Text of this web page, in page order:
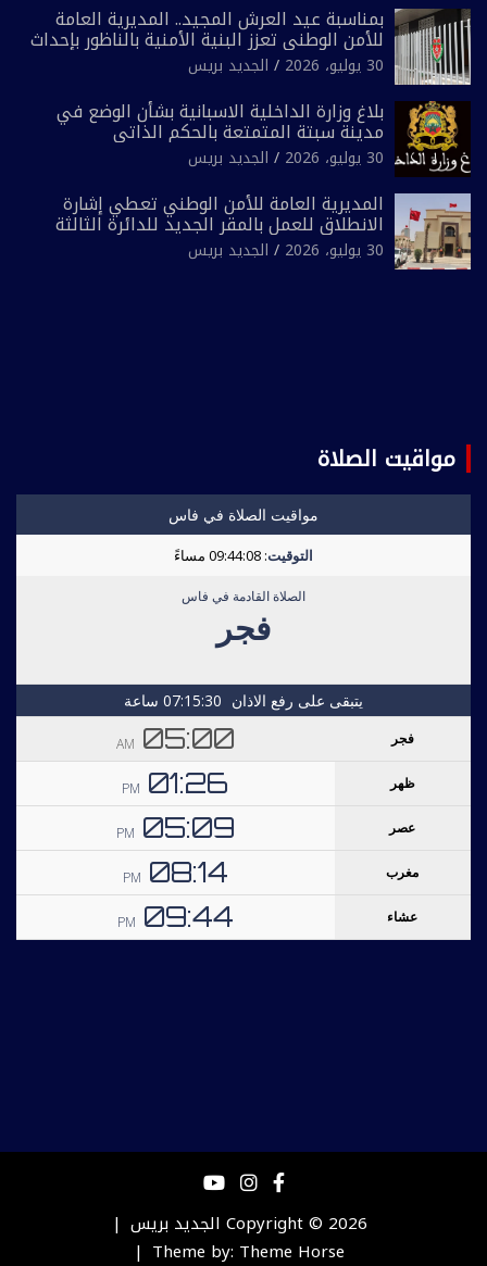
بمناسبة عيد العرش المجيد.. المديرية العامة
للأمن الوطني تعزز البنية الأمنية بالناظور بإحداث
فرقتين جديدتين
30 يوليو، 2026 الجديد بريس
بلاغ وزارة الداخلية الاسبانية بشأن الوضع في
مدينة سبتة المتمتعة بالحكم الذاتي
30 يوليو، 2026 الجديد بريس
المديرية العامة للأمن الوطني تعطي إشارة
الانطلاق للعمل بالمقر الجديد للدائرة الثالثة
للشرطة بولاية أمن العيون
30 يوليو، 2026 الجديد بريس
مواقيت الصلاة
Copyright © 2026 الجديد بريس
Theme by: Theme Horse